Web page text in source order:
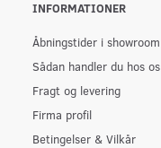
INFORMATIONER
Åbningstider i showroom
Sådan handler du hos os
Fragt og levering
Firma profil
Betingelser & Vilkår